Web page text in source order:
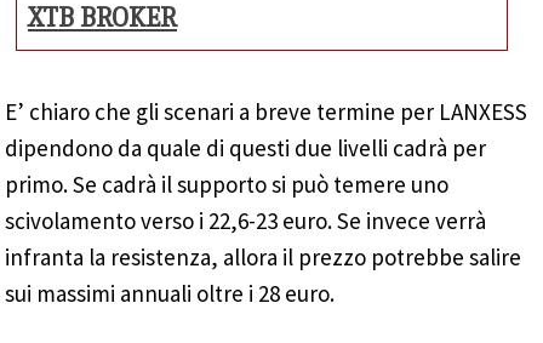
XTB BROKER
E’ chiaro che gli scenari a breve termine per LANXESS
dipendono da quale di questi due livelli cadrà per
primo. Se cadrà il supporto si può temere uno
scivolamento verso i 22,6-23 euro. Se invece verrà
infranta la resistenza, allora il prezzo potrebbe salire
sui massimi annuali oltre i 28 euro.